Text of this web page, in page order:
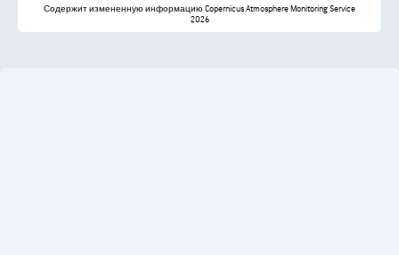
Содержит измененную информацию Copernicus Atmosphere Monitoring Service
2026